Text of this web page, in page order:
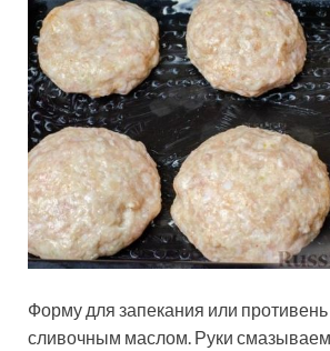
Форму для запекания или
сливочным маслом. Руки